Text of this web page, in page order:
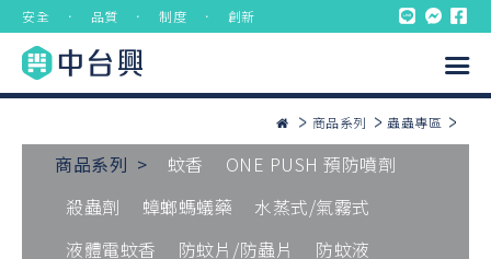
安全 ． 品質 ． 制度 ． 創新
商品系列 蟲蟲專區
商品系列 > 蚊香
ONE PUSH 預防噴劑
殺蟲劑
蟑螂螞蟻藥
水蒸式/氣霧式
液體電蚊香
防蚊片/防蟲片
防蚊液